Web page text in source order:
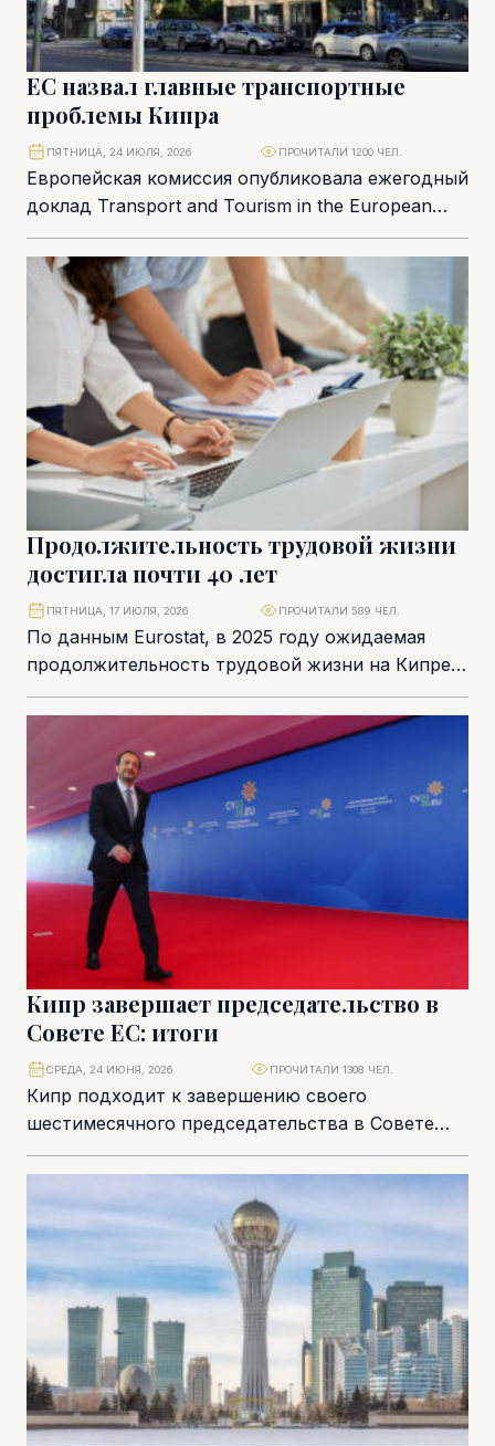
ЕС назвал главные транспортные
проблемы Кипра
Европейская комиссия опубликовала ежегодный
доклад Transport and Tourism in the European
Union – Current Trends and Issues, в котором
оцениваются...
ПЯТНИЦА, 24 ИЮЛЯ, 2026 ПРОЧИТАЛИ 1200 ЧЕЛ.
Продолжительность трудовой жизни
достигла почти 40 лет
По данным Eurostat, в 2025 году ожидаемая
продолжительность трудовой жизни на Кипре
достигла 39,5 года – это значительно выше
среднего...
ПЯТНИЦА, 17 ИЮЛЯ, 2026 ПРОЧИТАЛИ 589 ЧЕЛ.
Кипр завершает председательство в
Совете ЕС: итоги
Кипр подходит к завершению своего
шестимесячного председательства в Совете
Европейского союза не просто с набором
протокольных мероприятий, а с политическим...
СРЕДА, 24 ИЮНЯ, 2026 ПРОЧИТАЛИ 1308 ЧЕЛ.